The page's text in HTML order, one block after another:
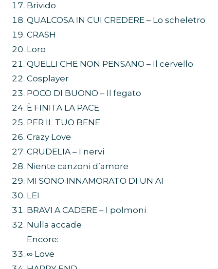
Brivido
QUALCOSA IN CUI CREDERE – Lo scheletro
CRASH
Loro
QUELLI CHE NON PENSANO – Il cervello
Cosplayer
POCO DI BUONO – Il fegato
È FINITA LA PACE
PER IL TUO BENE
Crazy Love
CRUDELIA – I nervi
Niente canzoni d’amore
MI SONO INNAMORATO DI UN AI
LEI
BRAVI A CADERE – I polmoni
Nulla accade
Encore:
∞ Love